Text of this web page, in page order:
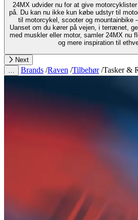
24MX udvider nu for at give
på. Du kan nu ikke kun købe udstyr til
til motorcykel, scooter og mountainbike
Uanset om du kører på vejen, i terrænet,
med muskler eller motor, samler 24MX nu
og mere inspiration til
Next
Brands /Raven /Tilbehør /Tasker &